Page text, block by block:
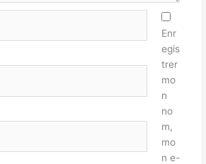
Enr
egis
trer
mo
n
no
m,
mo
n e-